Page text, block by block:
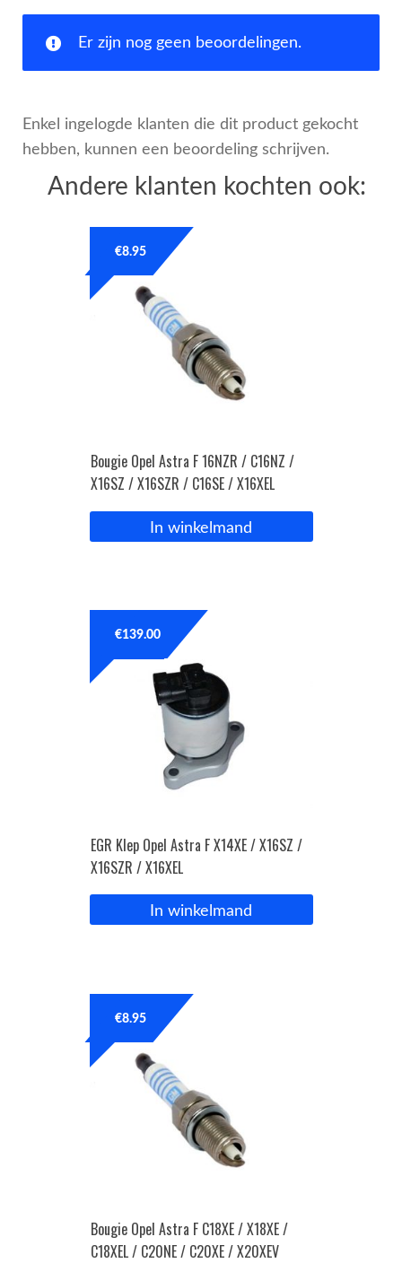
Er zijn nog geen beoordelingen.
Enkel ingelogde klanten die dit product gekocht
hebben, kunnen een beoordeling schrijven.
Andere klanten kochten ook:
Bougie Opel Astra F 16NZR / C16NZ /
X16SZ / X16SZR / C16SE / X16XEL
€8.95
In winkelmand
EGR Klep Opel Astra F X14XE / X16SZ /
X16SZR / X16XEL
€139.00
In winkelmand
Bougie Opel Astra F C18XE / X18XE /
C18XEL / C20NE / C20XE / X20XEV
€8.95